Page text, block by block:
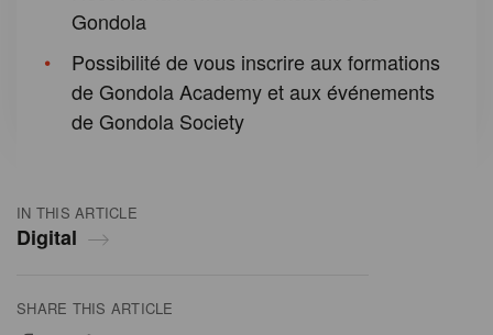
IN THIS ARTICLE
Digital
SHARE THIS ARTICLE
Gondola
Possibilité de vous inscrire aux formations
de Gondola Academy et aux événements
de Gondola Society